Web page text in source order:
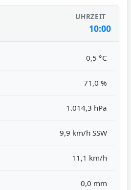
10:00
0,5 °C
71,0 %
1.014,3 hPa
9,9 km/h SSW
11,1 km/h
0,0 mm